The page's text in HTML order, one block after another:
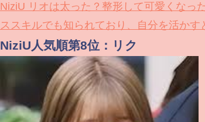
NiziU リオは太った？整形して可愛くなっ
ススキルでも知られており、自分を活かす
NiziU人気順第8位：リク